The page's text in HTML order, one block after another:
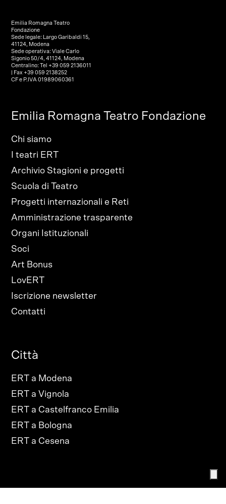
Emilia Romagna Teatro
Fondazione
Sede legale: Largo Garibaldi 15,
41124, Modena
Sede operativa: Viale Carlo
Sigonio 50/4, 41124, Modena
Centralino: Tel +39 059 2136011
| Fax +39 059 2138252
CF e P.IVA 01989060361
Emilia Romagna Teatro Fondazione
Chi siamo
I teatri ERT
Archivio Stagioni e progetti
Scuola di Teatro
Progetti internazionali e Reti
Amministrazione trasparente
Organi Istituzionali
Soci
Art Bonus
LovERT
Iscrizione newsletter
Contatti
Città
ERT a Modena
ERT a Vignola
ERT a Castelfranco Emilia
ERT a Bologna
ERT a Cesena